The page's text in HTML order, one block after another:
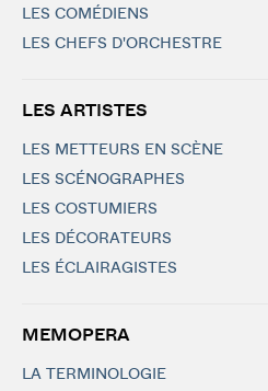
LES COMÉDIENS
LES CHEFS D'ORCHESTRE
LES ARTISTES
LES METTEURS EN SCÈNE
LES SCÉNOGRAPHES
LES COSTUMIERS
LES DÉCORATEURS
LES ÉCLAIRAGISTES
MEMOPERA
LA TERMINOLOGIE